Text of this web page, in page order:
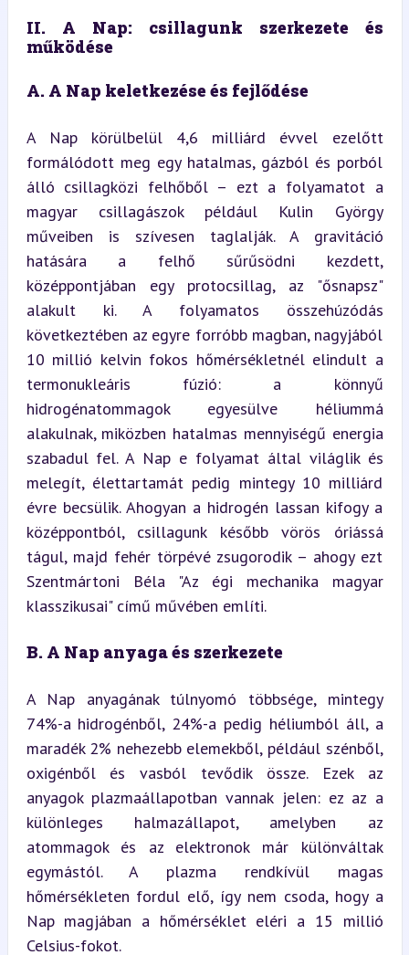
II. A Nap: csillagunk szerkezete és
működése
A. A Nap keletkezése és fejlődése
A Nap körülbelül 4,6 milliárd évvel ezelőtt
formálódott meg egy hatalmas, gázból és porból
álló csillagközi felhőből – ezt a folyamatot a
magyar csillagászok például Kulin György
műveiben is szívesen taglalják. A gravitáció
hatására a felhő sűrűsödni kezdett,
középpontjában egy protocsillag, az "ősnapsz"
alakult ki. A folyamatos összehúzódás
következtében az egyre forróbb magban, nagyjából
10 millió kelvin fokos hőmérsékletnél elindult a
termonukleáris fúzió: a könnyű
hidrogénatommagok egyesülve héliummá
alakulnak, miközben hatalmas mennyiségű energia
szabadul fel. A Nap e folyamat által világlik és
melegít, élettartamát pedig mintegy 10 milliárd
évre becsülik. Ahogyan a hidrogén lassan kifogy a
középpontból, csillagunk később vörös óriássá
tágul, majd fehér törpévé zsugorodik – ahogy ezt
Szentmártoni Béla "Az égi mechanika magyar
klasszikusai" című művében említi.
B. A Nap anyaga és szerkezete
A Nap anyagának túlnyomó többsége, mintegy
74%-a hidrogénből, 24%-a pedig héliumból áll, a
maradék 2% nehezebb elemekből, például szénből,
oxigénből és vasból tevődik össze. Ezek az
anyagok plazmaállapotban vannak jelen: ez az a
különleges halmazállapot, amelyben az
atommagok és az elektronok már különváltak
egymástól. A plazma rendkívül magas
hőmérsékleten fordul elő, így nem csoda, hogy a
Nap magjában a hőmérséklet eléri a 15 millió
Celsius-fokot.